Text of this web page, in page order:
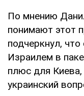
По мнению
понимают этот
подчеркнул,
Израилем в
плюс для
украинский